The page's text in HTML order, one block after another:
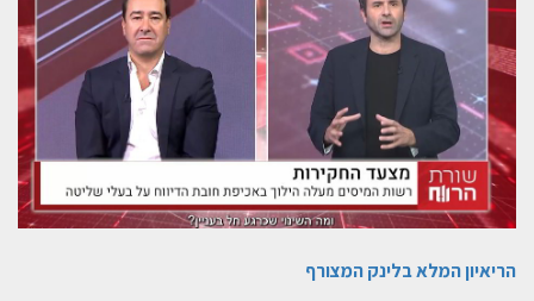
הריאיון המלא בלינק המצורף